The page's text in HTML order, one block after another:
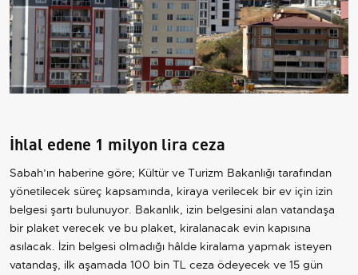
İhlal edene 1 milyon lira ceza
Sabah’ın haberine göre; Kültür ve Turizm Bakanlığı tarafından
yönetilecek süreç kapsamında, kiraya verilecek bir ev için izin
belgesi şartı bulunuyor. Bakanlık, izin belgesini alan vatandaşa
bir plaket verecek ve bu plaket, kiralanacak evin kapısına
asılacak. İzin belgesi olmadığı hâlde kiralama yapmak isteyen
vatandaş, ilk aşamada 100 bin TL ceza ödeyecek ve 15 gün